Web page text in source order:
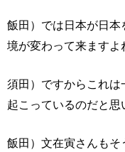
飯田）では日本が日
境が変わって来ますよ
須田）ですからこれ
起こっているのだと思
飯田）文在寅さんもそ